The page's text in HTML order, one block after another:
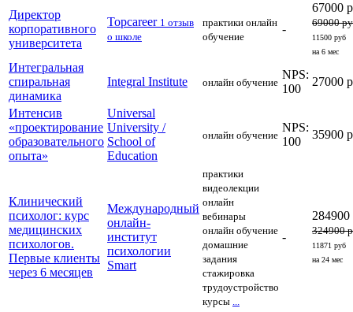
Директор
корпоративного
университета
Topcareer 1 отзыв
о школе
практики онлайн
обучение
-
67000
69000
11500 руб
на 6 мес
Интегральная
спиральная
динамика
Integral Institute онлайн обучение
NPS:
100
27000
Интенсив
«проектирование
образовательного
опыта»
Universal
University /
School of
Education
онлайн обучение
NPS:
100
35900
Клинический
психолог: курс
медицинских
психологов.
Первые клиенты
через 6 месяцев
Международный
онлайн-
институт
психологии
Smart
практики
видеолекции
онлайн
вебинары
онлайн обучение
домашние
задания
стажировка
трудоустройство
курсы ...
-
284900
324900
11871 руб
на 24 мес